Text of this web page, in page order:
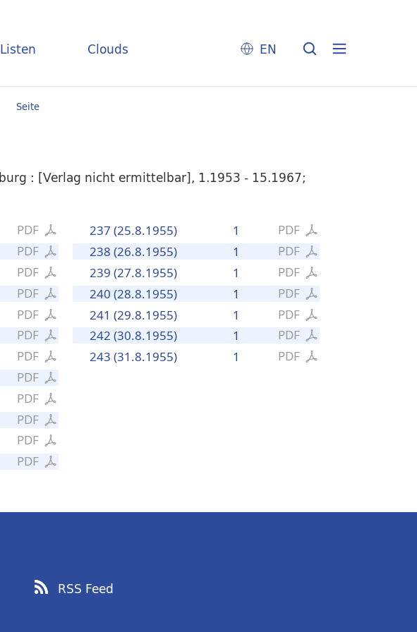
Listen Clouds EN
Seite
: [Verlag nicht ermittelbar], 1.1953 - 15.1967;
PDF
PDF
PDF
PDF
PDF
PDF
PDF
PDF
PDF
PDF
PDF
PDF
PDF
1
237 (25.8.1955)
PDF
1
238 (26.8.1955)
PDF
1
239 (27.8.1955)
PDF
1
240 (28.8.1955)
PDF
1
241 (29.8.1955)
PDF
1
242 (30.8.1955)
PDF
1
243 (31.8.1955)
RSS Feed